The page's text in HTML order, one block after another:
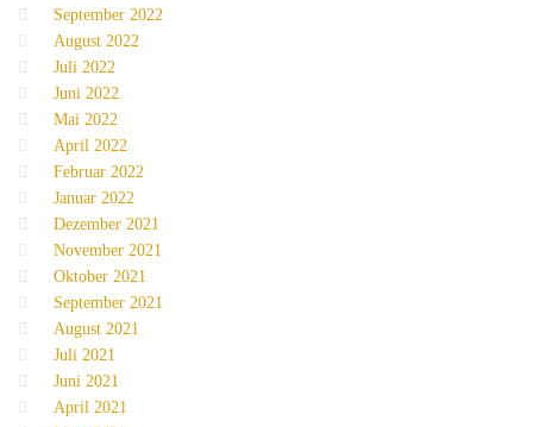
September 2022
August 2022
Juli 2022
Juni 2022
Mai 2022
April 2022
Februar 2022
Januar 2022
Dezember 2021
November 2021
Oktober 2021
September 2021
August 2021
Juli 2021
Juni 2021
April 2021